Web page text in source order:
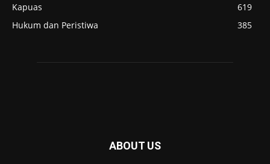
Kapuas
619
Hukum dan Peristiwa
385
ABOUT US